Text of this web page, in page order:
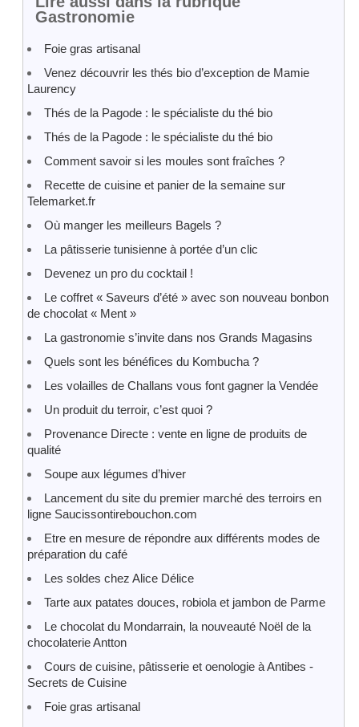
Gastronomie
Foie gras artisanal
Venez découvrir les thés bio d’exception de Mamie
Laurency
Thés de la Pagode : le spécialiste du thé bio
Thés de la Pagode : le spécialiste du thé bio
Comment savoir si les moules sont fraîches ?
Recette de cuisine et panier de la semaine sur
Telemarket.fr
Où manger les meilleurs Bagels ?
La pâtisserie tunisienne à portée d’un clic
Devenez un pro du cocktail !
Le coffret « Saveurs d’été » avec son nouveau bonbon
de chocolat « Ment »
La gastronomie s’invite dans nos Grands Magasins
Quels sont les bénéfices du Kombucha ?
Les volailles de Challans vous font gagner la Vendée
Un produit du terroir, c’est quoi ?
Provenance Directe : vente en ligne de produits de
qualité
Soupe aux légumes d’hiver
Lancement du site du premier marché des terroirs en
ligne Saucissontirebouchon.com
Etre en mesure de répondre aux différents modes de
préparation du café
Les soldes chez Alice Délice
Tarte aux patates douces, robiola et jambon de Parme
Le chocolat du Mondarrain, la nouveauté Noël de la
chocolaterie Antton
Cours de cuisine, pâtisserie et oenologie à Antibes -
Secrets de Cuisine
Foie gras artisanal